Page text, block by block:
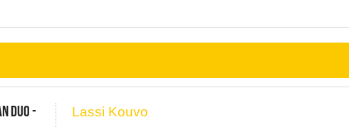
DUO -
Lassi Kouvo